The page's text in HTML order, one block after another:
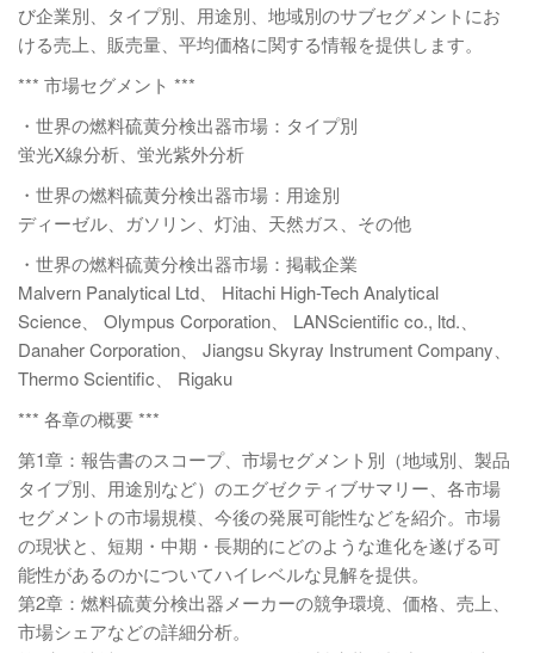
び企業別、タイプ別、用途別、地域別のサブセグメントにお
ける売上、販売量、平均価格に関する情報を提供します。
*** 市場セグメント ***
・世界の燃料硫黄分検出器市場：タイプ別
蛍光X線分析、蛍光紫外分析
・世界の燃料硫黄分検出器市場：用途別
ディーゼル、ガソリン、灯油、天然ガス、その他
・世界の燃料硫黄分検出器市場：掲載企業
Malvern Panalytical Ltd、 Hitachi High-Tech Analytical
Science、 Olympus Corporation、 LANScientific co., ltd.、
Danaher Corporation、 Jiangsu Skyray Instrument Company、
Thermo Scientific、 Rigaku
*** 各章の概要 ***
第1章：報告書のスコープ、市場セグメント別（地域別、製品
タイプ別、用途別など）のエグゼクティブサマリー、各市場
セグメントの市場規模、今後の発展可能性などを紹介。市場
の現状と、短期・中期・長期的にどのような進化を遂げる可
能性があるのかについてハイレベルな見解を提供。
第2章：燃料硫黄分検出器メーカーの競争環境、価格、売上、
市場シェアなどの詳細分析。